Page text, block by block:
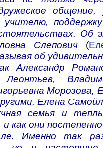
общение,
Об
Слепович (
об
Александр
Леонтьев,
Морозова,
Елена
семья и
как они постепенно
Именно так